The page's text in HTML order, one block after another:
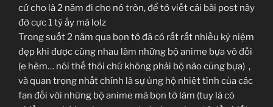
cứ cho là 2 năm đi cho nó tròn, để tớ viết cái bài post này
đỡ cực 1 tý ấy mà lolz
Trong suốt 2 năm qua bọn tớ đã có rất rất nhiều kỷ niệm
đẹp khi được cùng nhau làm những bộ anime bựa vô đối
(e hèm… nói thế thôi chứ không phải bộ nào cũng bựa) ,
và quan trọng nhất chính là sự ủng hộ nhiệt tình của các
fan đối với những bộ anime mà bọn tớ làm (tuy là có